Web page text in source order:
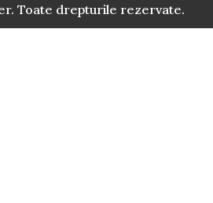
Toate drepturile rezervate.